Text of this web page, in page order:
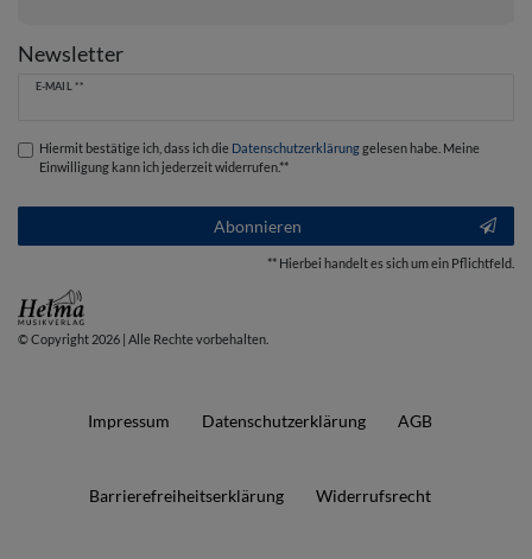
Newsletter
E-MAIL **
Newsletter
Hiermit bestätige ich, dass ich die Daten­schutz­erklärunggelesen habe. Meine
Einwilligung kann ich jederzeit widerrufen.**
Abonnieren
** Hierbei handelt es sich um ein Pflichtfeld.
© Copyright 2026 | Alle Rechte vorbehalten.
Impressum Daten­schutz­erklärung AGB
Barrierefreiheitserklärung Widerrufs­recht